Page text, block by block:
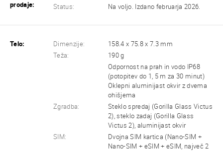
prodaje:
Status:
Na voljo. Izdano februarja 2026.
Telo: Dimenzije:
158.4 x 75.8 x 7.3 mm
Teža:
190 g
Odpornost na prah in vodo IP68
(potopitev do 1, 5 m za 30 minut)
Oklepni aluminijast okvir z dvema
ohišjema
Zgradba:
Steklo spredaj (Gorilla Glass Victus
2), steklo zadaj (Gorilla Glass
Victus 2), aluminijast okvir
SIM:
Dvojna SIM kartica (Nano-SIM +
Nano-SIM + eSIM + eSIM, največ 2